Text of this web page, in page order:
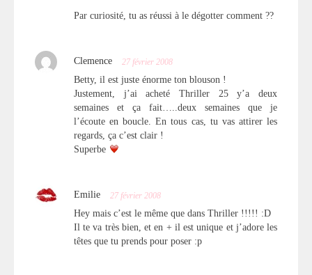
Par curiosité, tu as réussi à le dégotter comment ??
Clemence 27 février 2008
Betty, il est juste énorme ton blouson !
Justement, j’ai acheté Thriller 25 y’a deux
semaines et ça fait…..deux semaines que je
l’écoute en boucle. En tous cas, tu vas attirer les
regards, ça c’est clair !
Superbe
Emilie 27 février 2008
Hey mais c’est le même que dans Thriller !!!!! :D
Il te va très bien, et en + il est unique et j’adore les
têtes que tu prends pour poser :p